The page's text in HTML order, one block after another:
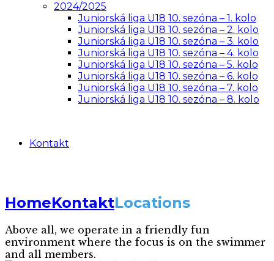
2024/2025
Juniorská liga U18 10. sezóna – 1. kolo
Juniorská liga U18 10. sezóna – 2. kolo
Juniorská liga U18 10. sezóna – 3. kolo
Juniorská liga U18 10. sezóna – 4. kolo
Juniorská liga U18 10. sezóna – 5. kolo
Juniorská liga U18 10. sezóna – 6. kolo
Juniorská liga U18 10. sezóna – 7. kolo
Juniorská liga U18 10. sezóna – 8. kolo
Kontakt
HomeKontaktLocations
Above all, we operate in a friendly fun
environment where the focus is on the swimmer
and all members.